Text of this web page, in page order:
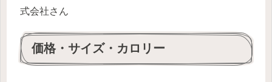
式会社さん
価格・サイズ・カロリー